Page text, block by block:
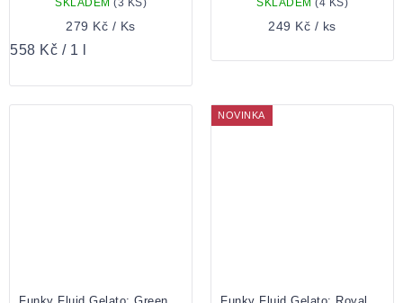
SKLADEM (3 KS)
279 Kč / Ks
Měrná
558 Kč / 1 l
SKLADEM (4 KS)
249 Kč / ks
NOVINKA